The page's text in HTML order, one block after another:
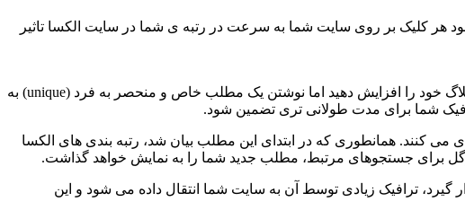
هر کلیک بر روی سایت شما به سرعت در رتبه ی شما در سایت الکسا تاثیر
این نکته ای است که هر فرد حرفه ای در زمینه ی سئو باید آن را رعایت کند. نوشتن یک مطلب به شما کمک می کند که ترافیک وبلاگ خود را افزایش دهید اما نوشتن یک مطلب خاص و منحصر به فرد (unique) به
شما برای مدت طولانی تری تضمین شود.
کنند. همانطوری که در ابتدای این مطلب بیان شد، رتبه بندی های الکسا
برای جستجوهای مرتبط، مطلب جدید شما را به نمایش خواهد گذاشت.
ترافیک زیادی توسط آن به سایت شما انتقال داده می شود و این